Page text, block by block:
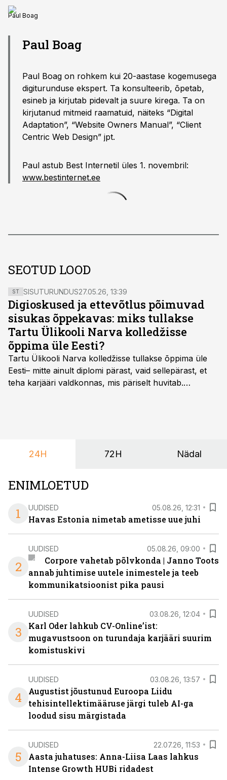
Paul Boag
Paul Boag
Paul Boag on rohkem kui 20-aastase kogemusega
digiturunduse ekspert. Ta konsulteerib, õpetab,
esineb ja kirjutab pidevalt ja suure kirega. Ta on
kirjutanud mitmeid raamatuid, näiteks “Digital
Adaptation”, “Website Owners Manual”, “Client
Centric Web Design” jpt.
Paul astub Best Internetil üles 1. novembril:
www.bestinternet.ee
SEOTUD LOOD
ST SISUTURUNDUS27.05.26, 13:39
Digioskused ja ettevõtlus põimuvad
sisukas õppekavas: miks tullakse
Tartu Ülikooli Narva kolledžisse
õppima üle Eesti?
Tartu Ülikooli Narva kolledžisse tullakse õppima üle
Eesti– mitte ainult diplomi pärast, vaid sellepärast, et
teha karjääri valdkonnas, mis päriselt huvitab.
24H 72H Nädal
ENIMLOETUD
1
UUDISED 05.08.26, 12:31
Havas Estonia nimetab ametisse uue juhi
2
UUDISED 05.08.26, 09:00
Corpore vahetab põlvkonda | Janno Toots
annab juhtimise uutele inimestele ja teeb
kommunikatsioonist pika pausi
3
UUDISED 03.08.26, 12:04
Karl Oder lahkub CV-Online’ist:
mugavustsoon on turundaja karjääri suurim
komistuskivi
4
UUDISED 03.08.26, 13:57
Augustist jõustunud Euroopa Liidu
tehisintellektimääruse järgi tuleb AI-ga
loodud sisu märgistada
5
UUDISED 22.07.26, 11:53
Aasta juhatuses: Anna-Liisa Laas lahkus
Intense Growth HUBi ridadest